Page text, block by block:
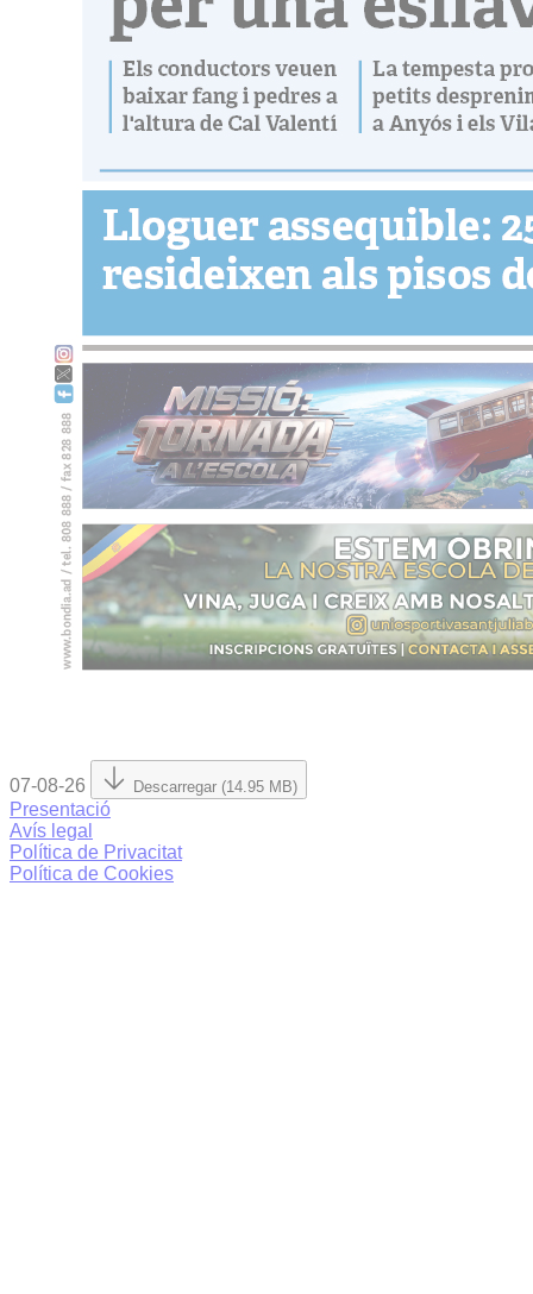
07-08-26 Descarregar (14.95 MB)
Presentació
Avís legal
Política de Privacitat
Política de Cookies